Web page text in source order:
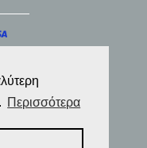
Περισσότερα